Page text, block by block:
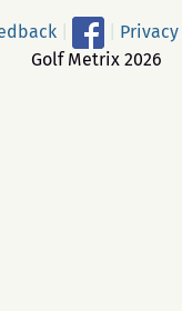
Golf Metrix 2026